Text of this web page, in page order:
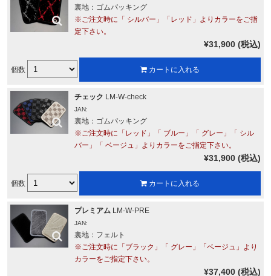
裏地：ゴムパッキング
※ご注文時に「 シルバー」「レッド」よりカラーをご指
定下さい。
¥31,900 (税込)
個数 カートに入れる
チェック LM-W-check
JAN:
裏地：ゴムパッキング
※ご注文時に「レッド」「 ブルー」「 グレー」「 シル
バー」「 ベージュ」よりカラーをご指定下さい。
¥31,900 (税込)
個数 カートに入れる
プレミアムLM-W-PRE
JAN:
裏地：フェルト
※ご注文時に「ブラック」「 グレー」「ベージュ」より
カラーをご指定下さい。
¥37,400 (税込)